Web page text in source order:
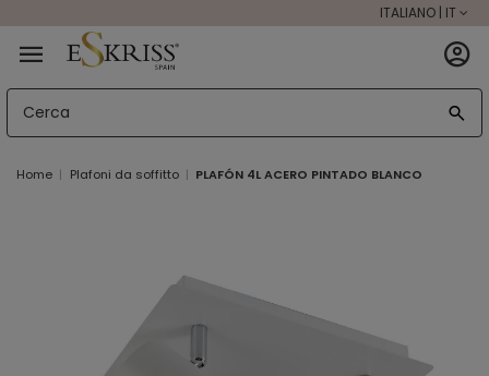
ITALIANO | IT
Home Plafoni da soffitto PLAFÓN 4L ACERO PINTADO BLANCO